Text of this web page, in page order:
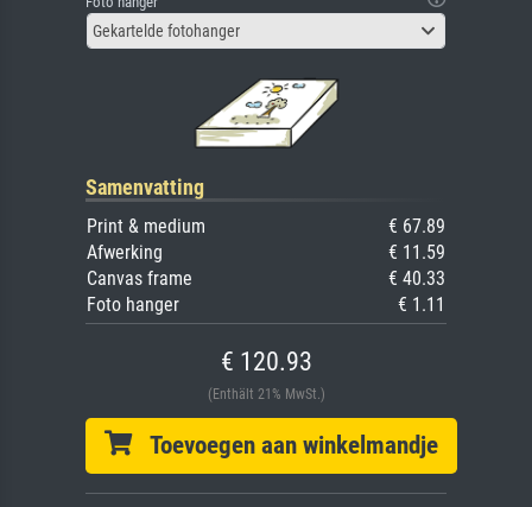
Gekartelde fotohanger
Samenvatting
Print & medium
€ 67.89
Afwerking
€ 11.59
Canvas frame
€ 40.33
Foto hanger
€ 1.11
€ 120.93
(Enthält 21% MwSt.)
Toevoegen aan winkelmandje